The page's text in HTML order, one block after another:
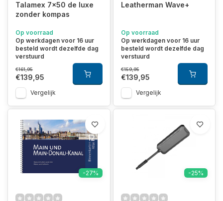
Talamex 7x50 de luxe
zonder kompas
Op voorraad
Op werkdagen voor 16 uur
besteld wordt dezelfde dag
verstuurd
€161,95
€139,95
Vergelijk
Leatherman Wave+
Op voorraad
Op werkdagen voor 16 uur
besteld wordt dezelfde dag
verstuurd
€159,95
€139,95
Vergelijk
-27% -25%